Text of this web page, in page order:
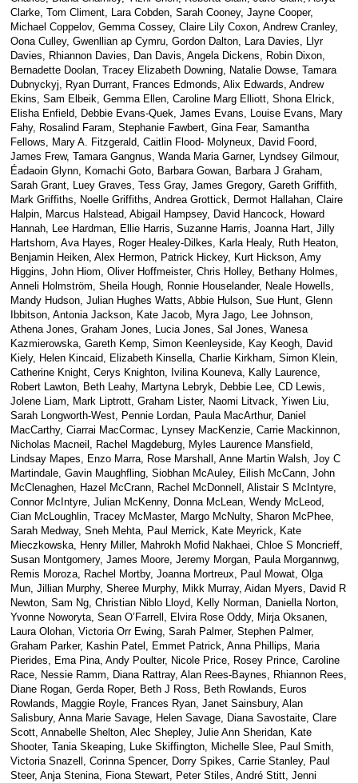
Clarke, Tom Climent, Lara Cobden, Sarah Cooney, Jayne Cooper,
Michael Coppelov, Gemma Cossey, Claire Lily Coxon, Andrew Cranley,
Oona Culley, Gwenllian ap Cymru, Gordon Dalton, Lara Davies, Llyr
Davies, Rhiannon Davies, Dan Davis, Angela Dickens, Robin Dixon,
Bernadette Doolan, Tracey Elizabeth Downing, Natalie Dowse, Tamara
Dubnyckyj, Ryan Durrant, Frances Edmonds, Alix Edwards, Andrew
Ekins, Sam Elbeik, Gemma Ellen, Caroline Marg Elliott, Shona Elrick,
Elisha Enfield, Debbie Evans-Quek, James Evans, Louise Evans, Mary
Fahy, Rosalind Faram, Stephanie Fawbert, Gina Fear, Samantha
Fellows, Mary A. Fitzgerald, Caitlin Flood- Molyneux, David Foord,
James Frew, Tamara Gangnus, Wanda Maria Garner, Lyndsey Gilmour,
Éadaoin Glynn, Komachi Goto, Barbara Gowan, Barbara J Graham,
Sarah Grant, Luey Graves, Tess Gray, James Gregory, Gareth Griffith,
Mark Griffiths, Noelle Griffiths, Andrea Grottick, Dermot Hallahan, Claire
Halpin, Marcus Halstead, Abigail Hampsey, David Hancock, Howard
Hannah, Lee Hardman, Ellie Harris, Suzanne Harris, Joanna Hart, Jilly
Hartshorn, Ava Hayes, Roger Healey-Dilkes, Karla Healy, Ruth Heaton,
Benjamin Heiken, Alex Hermon, Patrick Hickey, Kurt Hickson, Amy
Higgins, John Hiom, Oliver Hoffmeister, Chris Holley, Bethany Holmes,
Anneli Holmström, Sheila Hough, Ronnie Houselander, Neale Howells,
Mandy Hudson, Julian Hughes Watts, Abbie Hulson, Sue Hunt, Glenn
Ibbitson, Antonia Jackson, Kate Jacob, Myra Jago, Lee Johnson,
Athena Jones, Graham Jones, Lucia Jones, Sal Jones, Wanesa
Kazmierowska, Gareth Kemp, Simon Keenleyside, Kay Keogh, David
Kiely, Helen Kincaid, Elizabeth Kinsella, Charlie Kirkham, Simon Klein,
Catherine Knight, Cerys Knighton, Ivilina Kouneva, Kally Laurence,
Robert Lawton, Beth Leahy, Martyna Lebryk, Debbie Lee, CD Lewis,
Jolene Liam, Mark Liptrott, Graham Lister, Naomi Litvack, Yiwen Liu,
Sarah Longworth-West, Pennie Lordan, Paula MacArthur, Daniel
MacCarthy, Ciarrai MacCormac, Lynsey MacKenzie, Carrie Mackinnon,
Nicholas Macneil, Rachel Magdeburg, Myles Laurence Mansfield,
Lindsay Mapes, Enzo Marra, Rose Marshall, Anne Martin Walsh, Joy C
Martindale, Gavin Maughfling, Siobhan McAuley, Eilish McCann, John
McClenaghen, Hazel McCrann, Rachel McDonnell, Alistair S McIntyre,
Connor McIntyre, Julian McKenny, Donna McLean, Wendy McLeod,
Cian McLoughlin, Tracey McMaster, Margo McNulty, Sharon McPhee,
Sarah Medway, Sneh Mehta, Paul Merrick, Kate Meyrick, Kate
Mieczkowska, Henry Miller, Mahrokh Mofid Nakhaei, Chloe S Moncrieff,
Susan Montgomery, James Moore, Jeremy Morgan, Paula Morgannwg,
Remis Moroza, Rachel Mortby, Joanna Mortreux, Paul Mowat, Olga
Mun, Jillian Murphy, Sheree Murphy, Mikk Murray, Aidan Myers, David R
Newton, Sam Ng, Christian Niblo Lloyd, Kelly Norman, Daniella Norton,
Yvonne Noworyta, Sean O’Farrell, Elvira Rose Oddy, Mirja Oksanen,
Laura Olohan, Victoria Orr Ewing, Sarah Palmer, Stephen Palmer,
Graham Parker, Kashin Patel, Emmet Patrick, Anna Phillips, Maria
Pierides, Ema Pina, Andy Poulter, Nicole Price, Rosey Prince, Caroline
Race, Nessie Ramm, Diana Rattray, Alan Rees-Baynes, Rhiannon Rees,
Diane Rogan, Gerda Roper, Beth J Ross, Beth Rowlands, Euros
Rowlands, Maggie Royle, Frances Ryan, Janet Sainsbury, Alan
Salisbury, Anna Marie Savage, Helen Savage, Diana Savostaite, Clare
Scott, Annabelle Shelton, Alec Shepley, Julie Ann Sheridan, Kate
Shooter, Tania Skeaping, Luke Skiffington, Michelle Slee, Paul Smith,
Victoria Snazell, Corinna Spencer, Dorry Spikes, Carrie Stanley, Paul
Steer, Anja Stenina, Fiona Stewart, Peter Stiles, André Stitt, Jenni